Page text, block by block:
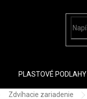
PLASTOVÉ PODLAHY
Zdvíhacie zariadenie